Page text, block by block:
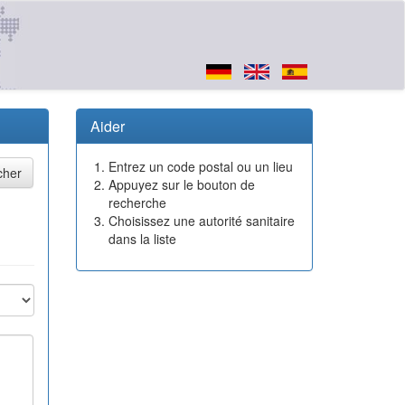
Aider
Entrez un code postal ou un lieu
Appuyez sur le bouton de
recherche
Choisissez une autorité sanitaire
dans la liste